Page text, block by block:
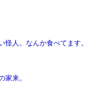
人。なんか食べてます。
家来。